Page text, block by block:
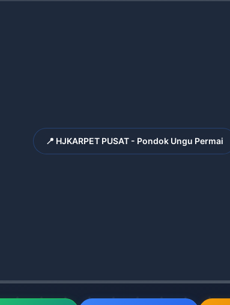
📍 HJKARPET PUSAT - Pondok Ungu Permai